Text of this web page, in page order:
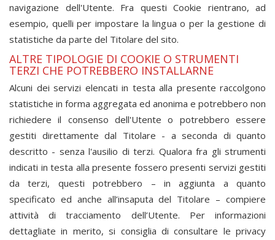
navigazione dell'Utente. Fra questi Cookie rientrano, ad
esempio, quelli per impostare la lingua o per la gestione di
statistiche da parte del Titolare del sito.
ALTRE TIPOLOGIE DI COOKIE O STRUMENTI
TERZI CHE POTREBBERO INSTALLARNE
Alcuni dei servizi elencati in testa alla presente raccolgono
statistiche in forma aggregata ed anonima e potrebbero non
richiedere il consenso dell'Utente o potrebbero essere
gestiti direttamente dal Titolare - a seconda di quanto
descritto - senza l'ausilio di terzi. Qualora fra gli strumenti
indicati in testa alla presente fossero presenti servizi gestiti
da terzi, questi potrebbero – in aggiunta a quanto
specificato ed anche all’insaputa del Titolare – compiere
attività di tracciamento dell’Utente. Per informazioni
dettagliate in merito, si consiglia di consultare le privacy